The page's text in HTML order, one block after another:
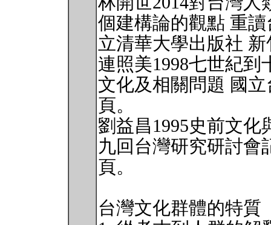
個建構論的觀點 重
立清華大學出版社 新
連照美1998七世紀
文化及相關問題 國
頁。
劉益昌1995史前文
九回台灣研究研討會
頁。
台灣文化群體的特質